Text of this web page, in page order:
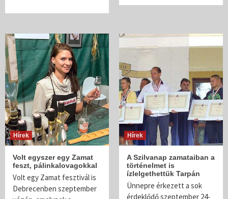
Hírek
Volt egyszer egy Zamat
feszt, pálinkalovagokkal
Volt egy Zamat fesztivál is
Debrecenben szeptember
Hírek
A Szilvanap zamataiban a
történelmet is
ízlelgethettük Tarpán
Ünnepre érkezett a sok
érdeklődő szeptember 24-